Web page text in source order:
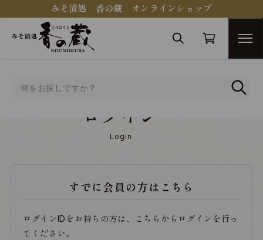
みそ漬処 香の蔵 オンラインショップ
ログイン
Login
すでに会員の方はこちら
ログインIDをお持ちの方は、こちらからログインを行っ
てください。